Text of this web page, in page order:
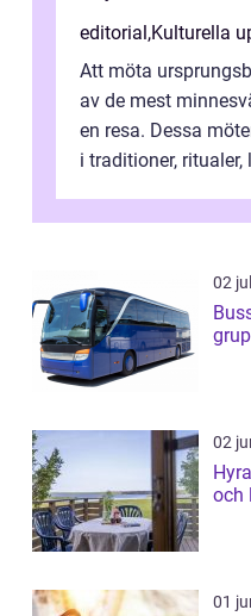
editorial ,Kulturella
Att möta
av de mest
en resa. Dessa
i traditioner,
02
02
Hyra
och
01